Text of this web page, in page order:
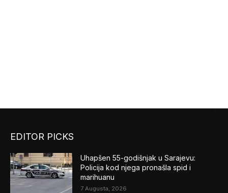
EDITOR PICKS
Uhapšen 55-godišnjak u Sarajevu:
Policija kod njega pronašla spid i
marihuanu
7 Augusta, 2026